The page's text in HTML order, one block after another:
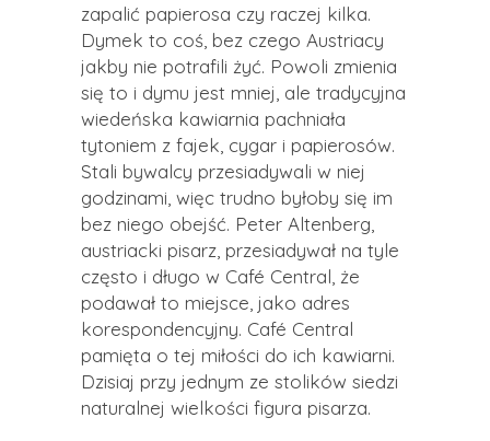
zapalić papierosa czy raczej kilka.
Dymek to coś, bez czego Austriacy
jakby nie potrafili żyć. Powoli zmienia
się to i dymu jest mniej, ale tradycyjna
wiedeńska kawiarnia pachniała
tytoniem z fajek, cygar i papierosów.
Stali bywalcy przesiadywali w niej
godzinami, więc trudno byłoby się im
bez niego obejść. Peter Altenberg,
austriacki pisarz, przesiadywał na tyle
często i długo w Café Central, że
podawał to miejsce, jako adres
korespondencyjny. Café Central
pamięta o tej miłości do ich kawiarni.
Dzisiaj przy jednym ze stolików siedzi
naturalnej wielkości figura pisarza.